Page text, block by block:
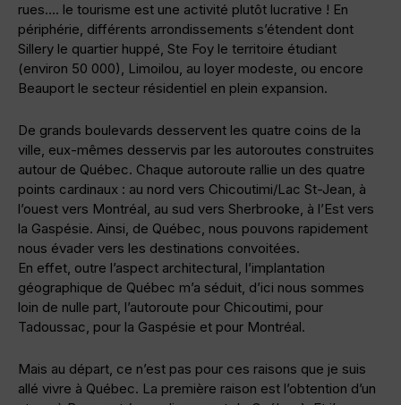
rues…. le tourisme est une activité plutôt lucrative ! En
périphérie, différents arrondissements s’étendent dont
Sillery le quartier huppé, Ste Foy le territoire étudiant
(environ 50 000), Limoilou, au loyer modeste, ou encore
Beauport le secteur résidentiel en plein expansion.
De grands boulevards desservent les quatre coins de la
ville, eux-mêmes desservis par les autoroutes construites
autour de Québec. Chaque autoroute rallie un des quatre
points cardinaux : au nord vers Chicoutimi/Lac St-Jean, à
l’ouest vers Montréal, au sud vers Sherbrooke, à l’Est vers
la Gaspésie. Ainsi, de Québec, nous pouvons rapidement
nous évader vers les destinations convoitées.
En effet, outre l’aspect architectural, l’implantation
géographique de Québec m’a séduit, d’ici nous sommes
loin de nulle part, l’autoroute pour Chicoutimi, pour
Tadoussac, pour la Gaspésie et pour Montréal.
Mais au départ, ce n’est pas pour ces raisons que je suis
allé vivre à Québec. La première raison est l’obtention d’un